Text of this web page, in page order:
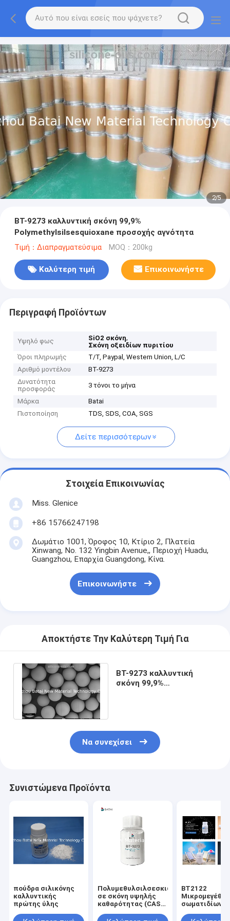
2/5
BT-9273 καλλυντική σκόνη 99,9%
Polymethylsilsesquioxane προσοχής αγνότητα
Τιμή：Διαπραγματεύσιμα MOQ：200kg
Καλύτερη τιμή Επικοινωνήστε
Περιγραφή Προϊόντων
Υψηλό φως SiO2 σκόνη,
Σκόνη οξειδίων πυριτίου
Όροι πληρωμής
T/T, Paypal, Western Union, L/C
Αριθμό μοντέλου
BT-9273
Δυνατότητα
προσφοράς
3 τόνοι το μήνα
Μάρκα
Batai
Πιστοποίηση
TDS, SDS, COA, SGS
Δείτε περισσότερων
Στοιχεία Επικοινωνίας
Miss. Glenice
+86 15766247198
Δωμάτιο 1001, Όροφος 10, Κτίριο 2, Πλατεία
Xinwang, No. 132 Yingbin Avenue,, Περιοχή Huadu,
Guangzhou, Επαρχία Guangdong, Κίνα.
Επικοινωνήστε
Αποκτήστε Την Καλύτερη Τιμή Για
BT-9273 καλλυντική
σκόνη 99,9%
Να συνεχίσει
Συνιστώμενα Προϊόντα
πούδρα σιλικόνης
καλλυντικής
πρώτης ύλης
Πολυμεθυλσιλσεσκιωξάνη
σε σκόνη υψηλής
καθαρότητας (CAS
καλλυντικά
BT2122
Μικρομεγέθη
σωματιδίων